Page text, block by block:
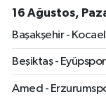
16 Ağustos,
Başakşehir -
Beşiktaş - Eyüpspor
Amed -